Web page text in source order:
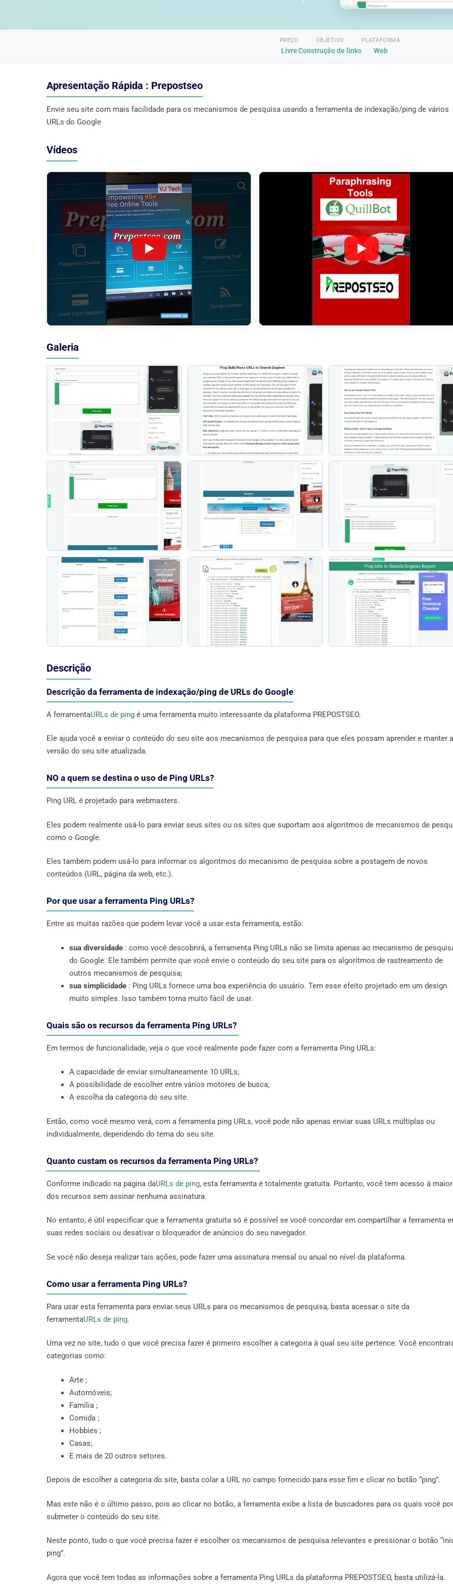
PREÇO
Livre
OBJETIVO
Construção de links
PLATAFORMA
Web
Apresentação Rápida : Prepostseo
Envie seu site com mais facilidade para os mecanismos de pesquisa usando a ferramenta de indexação/ping de vários
URLs do Google
Vídeos
Galeria
Descrição
Descrição da ferramenta de indexação/ping de URLs do Google
A ferramentaURLs de ping é uma ferramenta muito interessante da plataforma PREPOSTSEO.
Ele ajuda você a enviar o conteúdo do seu site aos mecanismos de pesquisa para que eles possam aprender e manter a
versão do seu site atualizada.
NO a quem se destina o uso de Ping URLs?
Ping URL é projetado para webmasters.
Eles podem realmente usá-lo para enviar seus sites ou os sites que suportam aos algoritmos de mecanismos de
como o Google.
Eles também podem usá-lo para informar os algoritmos do mecanismo de pesquisa sobre a postagem de novos
conteúdos (URL, página da web, etc.).
Por que usar a ferramenta Ping URLs?
Entre as muitas razões que podem levar você a usar esta ferramenta, estão:
sua diversidade : como você descobrirá, a ferramenta Ping URLs não se limita apenas ao mecanismo de
do Google. Ele também permite que você envie o conteúdo do seu site para os algoritmos de rastreamento de
outros mecanismos de pesquisa;
sua simplicidade : Ping URLs fornece uma boa experiência do usuário. Tem esse efeito projetado em um design
muito simples. Isso também torna muito fácil de usar.
Quais são os recursos da ferramenta Ping URLs?
Em termos de funcionalidade, veja o que você realmente pode fazer com a ferramenta Ping URLs:
A capacidade de enviar simultaneamente 10 URLs;
A possibilidade de escolher entre vários motores de busca;
A escolha da categoria do seu site.
Então, como você mesmo verá, com a ferramenta ping URLs, você pode não apenas enviar suas URLs múltiplas ou
individualmente, dependendo do tema do seu site.
Quanto custam os recursos da ferramenta Ping URLs?
Conforme indicado na página daURLs de ping, esta ferramenta é totalmente gratuita. Portanto, você tem acesso à
dos recursos sem assinar nenhuma assinatura.
No entanto, é útil especificar que a ferramenta gratuita só é possível se você concordar em compartilhar a ferramenta
suas redes sociais ou desativar o bloqueador de anúncios do seu navegador.
Se você não deseja realizar tais ações, pode fazer uma assinatura mensal ou anual no nível da plataforma.
Como usar a ferramenta Ping URLs?
Para usar esta ferramenta para enviar seus URLs para os mecanismos de pesquisa, basta acessar o site da
ferramentaURLs de ping.
Uma vez no site, tudo o que você precisa fazer é primeiro escolher a categoria à qual seu site pertence. Você
categorias como:
Arte ;
Automóveis;
Família ;
Comida ;
Hobbies ;
Casas;
E mais de 20 outros setores.
Depois de escolher a categoria do site, basta colar a URL no campo fornecido para esse fim e clicar no botão “ping”.
Mas este não é o último passo, pois ao clicar no botão, a ferramenta exibe a lista de buscadores para os quais você
submeter o conteúdo do seu site.
Neste ponto, tudo o que você precisa fazer é escolher os mecanismos de pesquisa relevantes e pressionar o botão
ping”.
Agora que você tem todas as informações sobre a ferramenta Ping URLs da plataforma PREPOSTSEO, basta utilizá-la.